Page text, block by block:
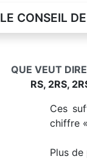
LE CONSEIL
QUE VEUT
RS, 2RS,
Ces
chiffre
Plus